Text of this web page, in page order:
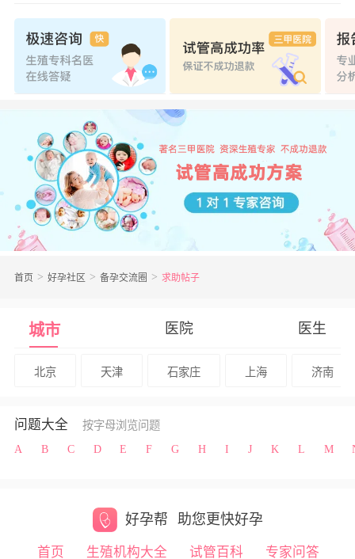
首页 好孕社区 备孕交流圈 求助帖子
城市 医院 医生
北京 天津 石家庄 上海 济南
问题大全
按字母浏览问题
A
B C D E F G H I J K L M
好孕帮 助您更快好孕
首页 生殖机构大全 试管百科 专家问答